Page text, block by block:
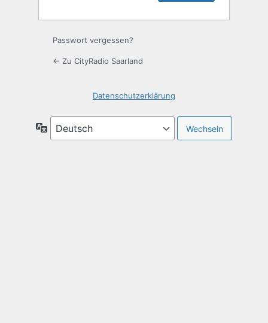
Passwort vergessen?
← Zu CityRadio Saarland
Datenschutzerklärung
Sprache